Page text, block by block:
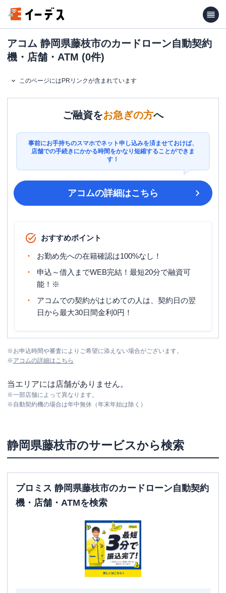
アコム 静岡県藤枝市のカードローン自動契約
機・店舗・ATM (0件)
このページにはPRリンクが含まれています
ご融資をお急ぎの方へ
事前にお手持ちのスマホでネット申し込みを済ませておけば、
店舗での手続きにかかる時間をかなり短縮することができま
す！
アコムの詳細はこちら
おすすめポイント
お勤め先への在籍確認は100%なし！
申込～借入までWEB完結！最短20分で融資可
能！※
アコムでの契約がはじめての人は、契約日の翌
日から最大30日間金利0円！
※お申込時間や審査によりご希望に添えない場合がございます。
※アコムの詳細はこちら
当エリアには店舗がありません。
※一部店舗によって異なります。
※自動契約機の場合は年中無休（年末年始は除く）
静岡県藤枝市のサービスから検索
プロミス 静岡県藤枝市のカードローン自動契約
機・店舗・ATMを検索